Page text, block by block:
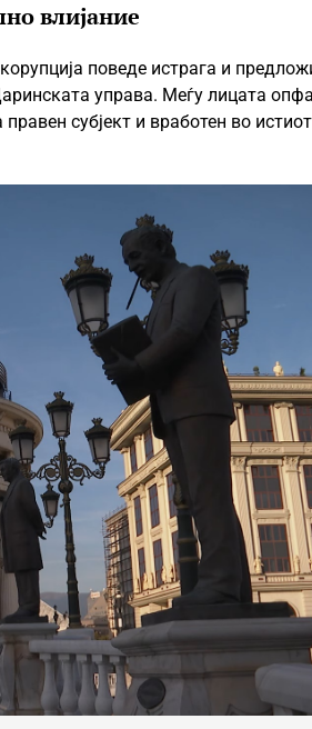
влијание
поведе истрага и
управа. Меѓу лицата
субјект и вработен во истиот